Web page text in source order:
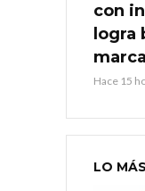
con
logra
Hace 15
LO